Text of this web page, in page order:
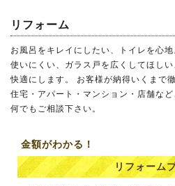
リフォーム
お風呂をキレイにしたい、トイレを心
使いにくい、ガラス戸を広くしてほし
快適にします。 お客様が納得いくまで
住宅・アパート・マンション・店舗な
何でもご相談下さい。
金額がわかる！
リフォーム